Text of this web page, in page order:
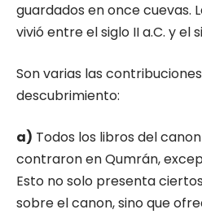
guardados en once cuevas.
vivió entre el siglo II a.C. y el
Son varias las
descubrimiento:
a) Todos los libros del
contraron en Qumrán,
Esto no solo presenta
sobre el canon, sino que